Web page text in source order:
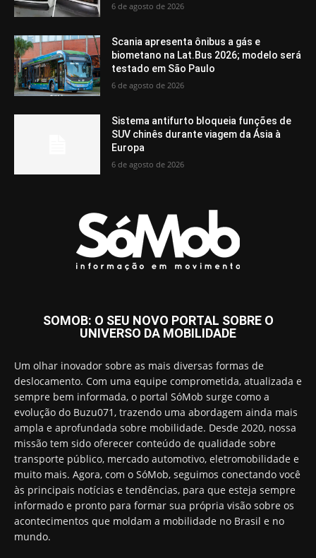
6 de agosto de 2026
Scania apresenta ônibus a gás e
biometano na Lat.Bus 2026; modelo será
testado em São Paulo
6 de agosto de 2026
Sistema antifurto bloqueia funções de
SUV chinês durante viagem da Ásia à
Europa
6 de agosto de 2026
SOMOB: O SEU NOVO PORTAL SOBRE O
UNIVERSO DA MOBILIDADE
Um olhar inovador sobre as mais diversas formas de
deslocamento. Com uma equipe comprometida, atualizada e
sempre bem informada, o portal SóMob surge como a
evolução do Buzu071, trazendo uma abordagem ainda mais
ampla e aprofundada sobre mobilidade. Desde 2020, nossa
missão tem sido oferecer conteúdo de qualidade sobre
transporte público, mercado automotivo, eletromobilidade e
muito mais. Agora, com o SóMob, seguimos conectando você
às principais notícias e tendências, para que esteja sempre
informado e pronto para formar sua própria visão sobre os
acontecimentos que moldam a mobilidade no Brasil e no
mundo.